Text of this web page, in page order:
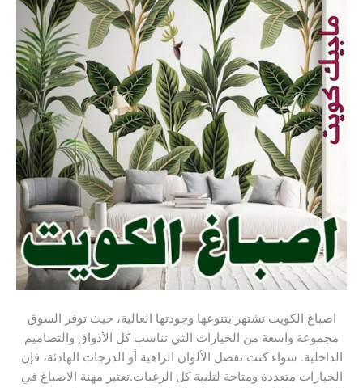
اصباغ الكويت تشتهر بتنوعها وجودتها العالية، حيث توفر السوق
مجموعة واسعة من الخيارات التي تناسب كل الأذواق والتصاميم
الداخلية. سواء كنت تفضل الألوان الزاهية أو الدرجات الهادئة، فإن
الخيارات متعددة ومتاحة لتلبية كل الرغبات.تعتبر مهنة الاصباغ في